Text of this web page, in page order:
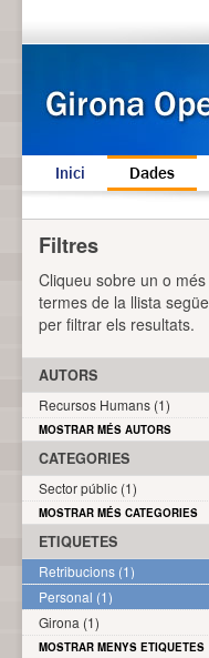
Inici Dades
Filtres
Cliqueu sobre un o més
termes de la llista
per filtrar els resultats.
AUTORS
Recursos Humans (1)
MOSTRAR MÉS AUTORS
CATEGORIES
Sector públic (1)
MOSTRAR MÉS CATEGORIES
ETIQUETES
Retribucions (1)
Personal (1)
Girona (1)
MOSTRAR MENYS ETIQUETES